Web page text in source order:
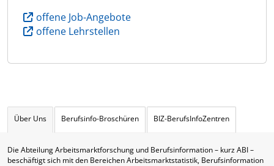
offene Job-Angebote
offene Lehrstellen
Über Uns Berufsinfo-Broschüren BIZ-BerufsInfoZentren
Die Abteilung Arbeitsmarktforschung und Berufsinformation – kurz ABI –
beschäftigt sich mit den Bereichen Arbeitsmarktstatistik, Berufsinformation